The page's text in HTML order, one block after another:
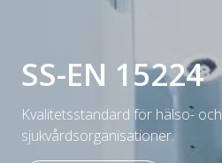
SS-EN 15224
Kvalitetsstandard för hälso- och
sjukvårdsorganisationer.